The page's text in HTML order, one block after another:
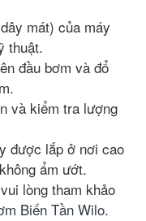
mát) của máy
thuật.
đầu bơm và đổ
và kiểm tra lượng
được lắp ở nơi cao
ẩm ướt.
lòng tham khảo
Biến Tần Wilo.